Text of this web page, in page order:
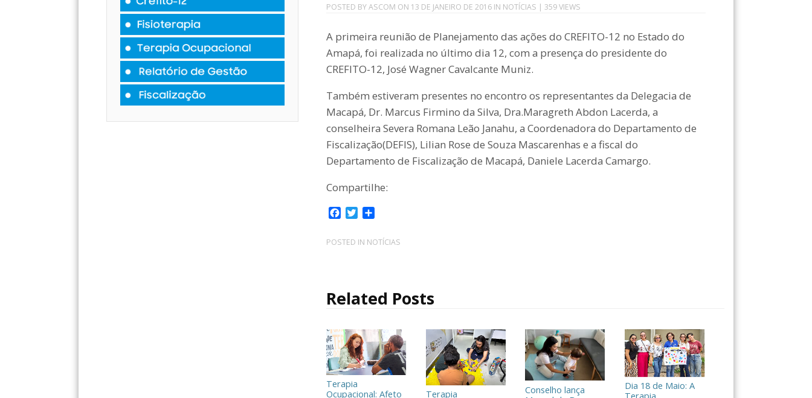
POSTED BYASCOM ON 13 DE JANEIRO DE 2016IN NOTÍCIAS | 359 VIEWS
A primeira reunião de Planejamento das ações do CREFITO-12 no Estado do
Amapá, foi realizada no último dia 12, com a presença do presidente do
CREFITO-12, José Wagner Cavalcante Muniz.
Também estiveram presentes no encontro os representantes da Delegacia de
Macapá, Dr. Marcus Firmino da Silva, Dra.Maragreth Abdon Lacerda, a
conselheira Severa Romana Leão Janahu, a Coordenadora do Departamento de
Fiscalização(DEFIS), Lilian Rose de Souza Mascarenhas e a fiscal do
Departamento de Fiscalização de Macapá, Daniele Lacerda Camargo.
Compartilhe:
c
e
k
i
t
m
p
i
a
r
POSTED IN NOTÍCIAS
Related Posts
Terapia
Ocupacional: Afeto
Terapia
Conselho lança
Dia 18 de Maio: A